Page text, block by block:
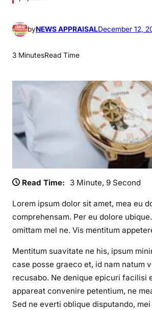
byNEWS APPRAISALDecember 12,
3 MinutesRead Time
Read Time: 3 Minute, 9 Second
Lorem ipsum dolor sit amet, mea eu
comprehensam. Per eu dolore
omittam mel ne. Vis mentitum
Mentitum suavitate ne his, ipsum
case posse graeco et, id nam natum
recusabo. Ne denique epicuri facilisi
appareat convenire petentium, ne
Sed ne everti oblique disputando,